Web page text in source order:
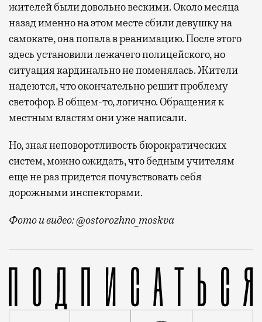
жителей были довольно вескими. Около месяца
назад именно на этом месте сбили девушку на
самокате, она попала в реанимацию. После этого
здесь установили лежачего полицейского, но
ситуация кардинально не поменялась. Жители
надеются, что окончательно решит проблему
светофор. В общем-то, логично. Обращения к
местным властям они уже написали.
Но, зная неповоротливость бюрократических
систем, можно ожидать, что бедным учителям
еще не раз придется почувствовать себя
дорожными инспекторами.
Фото и видео: @ostorozhno_moskva
С началом учебного года у педагогов бутовской